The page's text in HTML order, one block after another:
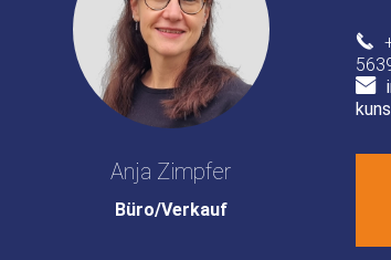
Anja Zimpfer
Büro/Verkauf